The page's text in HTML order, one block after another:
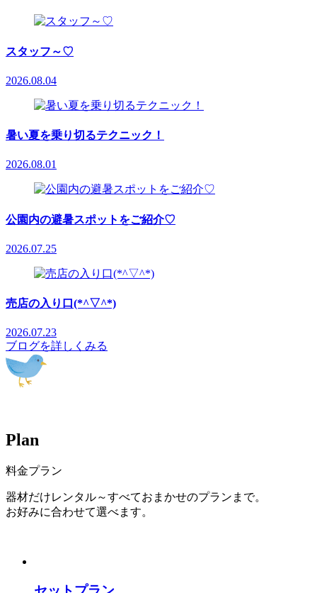
スタッフ～♡
2026.08.04
暑い夏を乗り切るテクニック！
2026.08.01
公園内の避暑スポットをご紹介♡
2026.07.25
売店の入り口(*^▽^*)
2026.07.23
ブログを詳しくみる
Plan
料金プラン
器材だけレンタル～すべておまかせのプランまで。
お好みに合わせて選べます。